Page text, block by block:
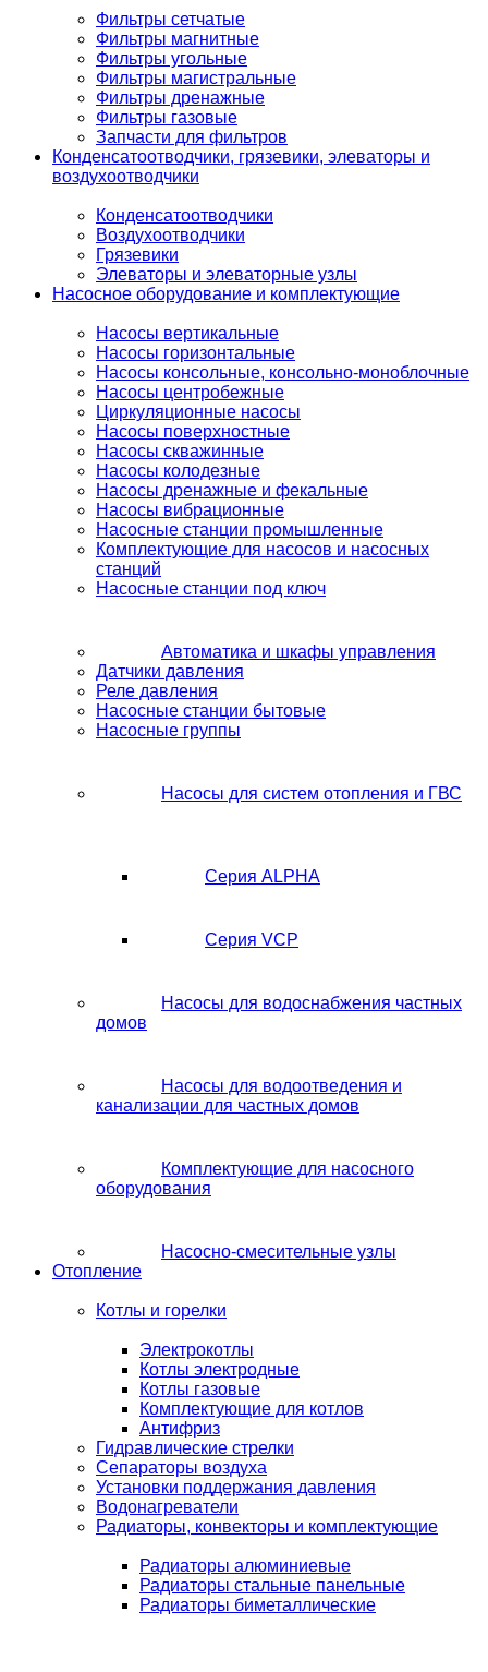
Фильтры сетчатые
Фильтры магнитные
Фильтры угольные
Фильтры магистральные
Фильтры дренажные
Фильтры газовые
Запчасти для фильтров
Конденсатоотводчики, грязевики, элеваторы и
воздухоотводчики
Конденсатоотводчики
Воздухоотводчики
Грязевики
Элеваторы и элеваторные узлы
Насосное оборудование и комплектующие
Насосы вертикальные
Насосы горизонтальные
Насосы консольные, консольно-моноблочные
Насосы центробежные
Циркуляционные насосы
Насосы поверхностные
Насосы скважинные
Насосы колодезные
Насосы дренажные и фекальные
Насосы вибрационные
Насосные станции промышленные
Комплектующие для насосов и насосных
станций
Насосные станции под ключ
Автоматика и шкафы управления
Датчики давления
Реле давления
Насосные станции бытовые
Насосные группы
Насосы для систем отопления и ГВС
Серия ALPHA
Серия VCP
Насосы для водоснабжения частных
домов
Насосы для водоотведения и
канализации для частных домов
Комплектующие для насосного
оборудования
Насосно-смесительные узлы
Отопление
Котлы и горелки
Электрокотлы
Котлы электродные
Котлы газовые
Комплектующие для котлов
Антифриз
Гидравлические стрелки
Сепараторы воздуха
Установки поддержания давления
Водонагреватели
Радиаторы, конвекторы и комплектующие
Радиаторы алюминиевые
Радиаторы стальные панельные
Радиаторы биметаллические